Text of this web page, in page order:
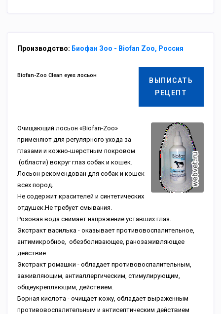
Производство: Биофан Зоо - Biofan Zoo, Россия
ВЫПИСАТЬ
РЕЦЕПТ
Biofan-Zoo Clean eyes лосьон
Очищающий лосьон «Biofan-Zoo»
применяют для регулярного ухода за
глазами и кожно-шерстным покровом
(области) вокруг глаз собак и кошек.
Лосьон рекомендован для собак и кошек
всех пород.
Не содержит красителей и синтетических
отдушек.Не требует смывания.
Розовая вода снимает напряжение уставших глаз.
Экстракт василька - оказывает противовоспалительное,
антимикробное, обезболивающее, ранозаживляющее
действие.
Экстракт ромашки - обладает противовоспалительным,
заживляющим, антиаллергическим, стимулирующим,
общеукрепляющим, действием.
Борная кислота - очищает кожу, обладает выраженным
противовоспалительным и антисептическим действием